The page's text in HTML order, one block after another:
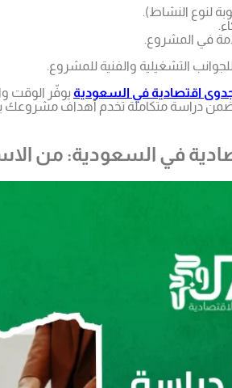
لنوع النشاط).
في المشروع.
التشغيلية والفنية للمشروع.
اقتصادية في السعودية يوفّر الوقت
دراسة متكاملة تخدم أهداف
في السعودية: من